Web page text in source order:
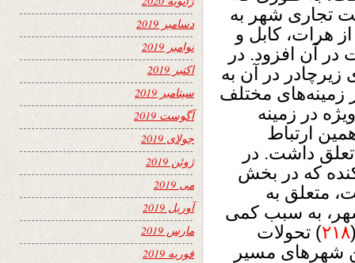
شهر به
هرات، كابل و
در آن افزود. در
زیرچادر در آن به
زمینه‌هاى مختلف
در زمینه
ارتباط
داشت. در
كه در بخش
متعلق به
شهر، به سبب كمى
۲۱۸) تحولات
شهرهاى مسیر
دسامبر 2019
نوامبر 2019
اکتبر 2019
سپتامبر 2019
آگوست 2019
جولای 2019
ژوئن 2019
می 2019
آوریل 2019
مارس 2019
فوریه 2019